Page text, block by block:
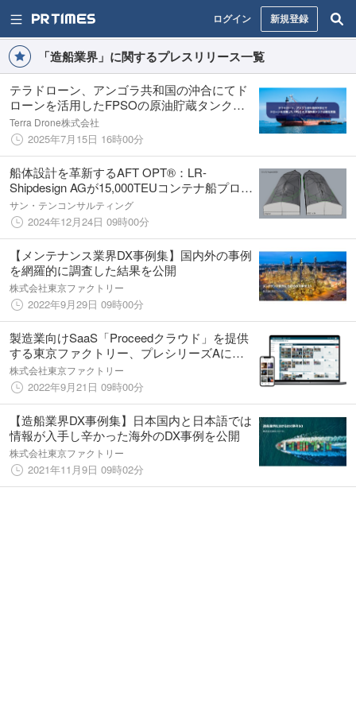
ログイン 新規登録
「造船業界」に関するプレスリリース一覧
テラドローン、アンゴラ共和国の沖合にてド
ローンを活用したFPSOの原油貯蔵タンク点
検を実施
Terra Drone株式会社
2025年7月15日 16時00分
船体設計を革新するAFT OPT®：LR-
Shipdesign AGが15,000TEUコンテナ船プロジ
ェクトに参画し、造船業界の未来を切り拓く!
サン・テンコンサルティング
2024年12月24日 09時00分
【メンテナンス業界DX事例集】国内外の事例
を網羅的に調査した結果を公開
株式会社東京ファクトリー
2022年9月29日 09時00分
製造業向けSaaS「Proceedクラウド」を提供
する東京ファクトリー、プレシリーズAにて
2.5億円の資金調達を実施
株式会社東京ファクトリー
2022年9月21日 09時00分
【造船業界DX事例集】日本国内と日本語では
情報が入手し辛かった海外のDX事例を公開
株式会社東京ファクトリー
2021年11月9日 09時02分